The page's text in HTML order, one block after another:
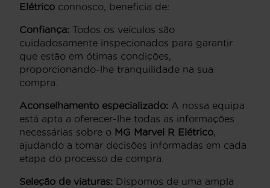
Elétrico connosco, beneficia de:
Confiança: Todos os veículos são
cuidadosamente inspecionados para garantir
que estão em ótimas condições,
proporcionando-lhe tranquilidade na sua
compra.
Aconselhamento especializado: A nossa equipa
está apta a oferecer-lhe todas as informações
necessárias sobre o MG Marvel R Elétrico,
ajudando a tomar decisões informadas em cada
etapa do processo de compra.
Seleção de viaturas: Dispomos de uma ampla